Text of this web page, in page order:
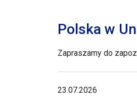
Polska w
Zapraszamy do
23.07.2026